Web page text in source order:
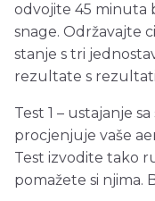
odvojite 45 minuta
snage. Održavajte
stanje s tri
rezultate s
Test 1 – ustajanje
procjenjuje vaše
Test izvodite tako
pomažete si njima.